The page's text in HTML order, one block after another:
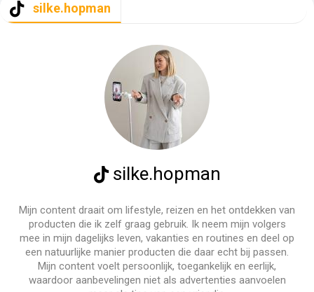
silke.hopman
silke.hopman
Mijn content draait om lifestyle, reizen en het ontdekken van
producten die ik zelf graag gebruik. Ik neem mijn volgers
mee in mijn dagelijks leven, vakanties en routines en deel op
een natuurlijke manier producten die daar echt bij passen.
Mijn content voelt persoonlijk, toegankelijk en eerlijk,
waardoor aanbevelingen niet als advertenties aanvoelen